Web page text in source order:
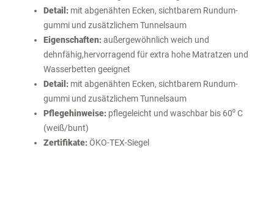
Detail: mit abgenähten Ecken, sichtbarem Rundum-
gummi und zusätzlichem Tunnelsaum
Eigenschaften:außergewöhnlich weich und
dehnfähig,hervorragend für extra hohe Matratzen und
Wasserbetten geeignet
Detail: mit abgenähten Ecken, sichtbarem Rundum-
gummi und zusätzlichem Tunnelsaum
Pflegehinweise: pflegeleicht und waschbar bis 60⁰ C
(weiß/bunt)
Zertifikate:ÖKO-TEX-Siegel